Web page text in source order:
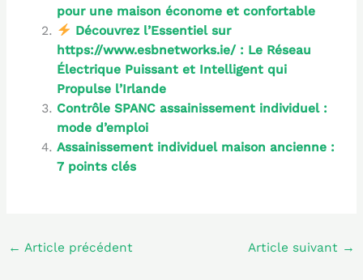
pour une maison économe et confortable
Découvrez l’Essentiel sur
https://www.esbnetworks.ie/ : Le Réseau
Électrique Puissant et Intelligent qui
Propulse l’Irlande
Contrôle SPANC assainissement individuel :
mode d’emploi
Assainissement individuel maison ancienne :
7 points clés
← Article précédent Article suivant →